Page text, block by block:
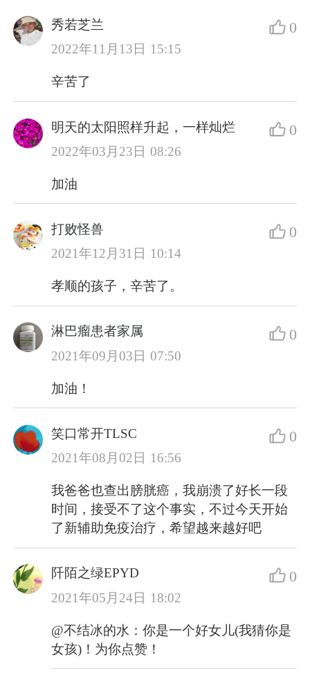
秀若芝兰
2022年11月13日 15:15
0
辛苦了
明天的太阳照样升起，一样灿烂
2022年03月23日 08:26
0
加油
打败怪兽
2021年12月31日 10:14
0
孝顺的孩子，辛苦了。
淋巴瘤患者家属
2021年09月03日 07:50
0
加油！
笑口常开TLSC
2021年08月02日 16:56
0
我爸爸也查出膀胱癌，我崩溃了好长一段
时间，接受不了这个事实，不过今天开始
了新辅助免疫治疗，希望越来越好吧
阡陌之绿EPYD
2021年05月24日 18:02
0
@不结冰的水：你是一个好女儿(我猜你是
女孩)！为你点赞！